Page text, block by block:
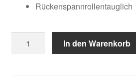
Warenkorb
Rückenspannrollentauglich
In den Warenkorb